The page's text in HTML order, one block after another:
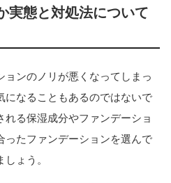
実態と対処法について
ンのノリが悪くなってしまっ
になることもあるのではないで
れる保湿成分やファンデーショ
ったファンデーションを選んで
ょう。